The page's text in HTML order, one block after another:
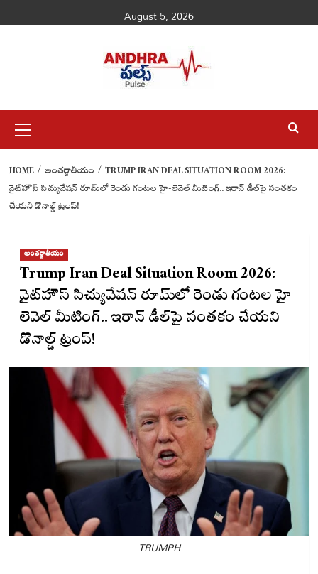
to
August 5, 2026
Menu
HOME అంతర్జాతీయం
TRUMP IRAN DEAL SITUATION ROOM 2026:
వైట్‌హౌస్ సిచ్యువేషన్ రూమ్‌లో రెండు గంటల హై-లెవెల్ మీటింగ్.. ఇరాన్ డీల్‌పై సంతకం
చేయని డొనాల్డ్ ట్రంప్!
అంతర్జాతీయం
Trump Iran Deal Situation Room 2026:
వైట్‌హౌస్ సిచ్యువేషన్ రూమ్‌లో రెండు గంటల హై-
లెవెల్ మీటింగ్.. ఇరాన్ డీల్‌పై సంతకం చేయని
డొనాల్డ్ ట్రంప్!
TRUMPH